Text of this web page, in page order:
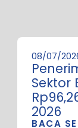
08/07/
Sektor
2026
BACA